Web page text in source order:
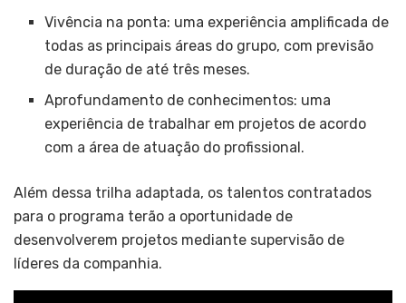
Vivência na ponta: uma experiência amplificada de
todas as principais áreas do grupo, com previsão
de duração de até três meses.
Aprofundamento de conhecimentos: uma
experiência de trabalhar em projetos de acordo
com a área de atuação do profissional.
Além dessa trilha adaptada, os talentos contratados
para o programa terão a oportunidade de
desenvolverem projetos mediante supervisão de
líderes da companhia.